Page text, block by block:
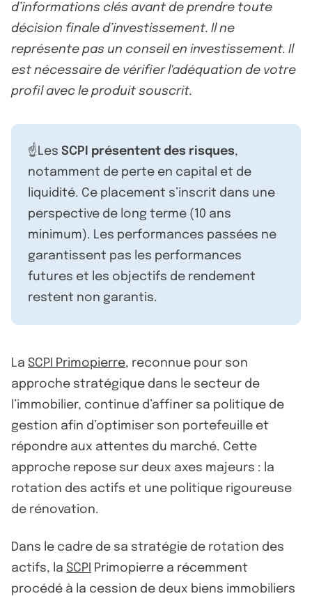
d’informations clés avant de prendre toute
décision finale d’investissement. Il ne
représente pas un conseil en investissement. Il
est nécessaire de vérifier l'adéquation de votre
profil avec le produit souscrit.
☝️Les SCPI présentent des risques,
notamment de perte en capital et de
liquidité. Ce placement s’inscrit dans une
perspective de long terme (10 ans
minimum). Les performances passées ne
garantissent pas les performances
futures et les objectifs de rendement
restent non garantis.
La SCPI Primopierre, reconnue pour son
approche stratégique dans le secteur de
l’immobilier, continue d’affiner sa politique de
gestion afin d’optimiser son portefeuille et
répondre aux attentes du marché. Cette
approche repose sur deux axes majeurs : la
rotation des actifs et une politique rigoureuse
de rénovation.
Dans le cadre de sa stratégie de rotation des
actifs, la SCPI Primopierre a récemment
procédé à la cession de deux biens immobiliers